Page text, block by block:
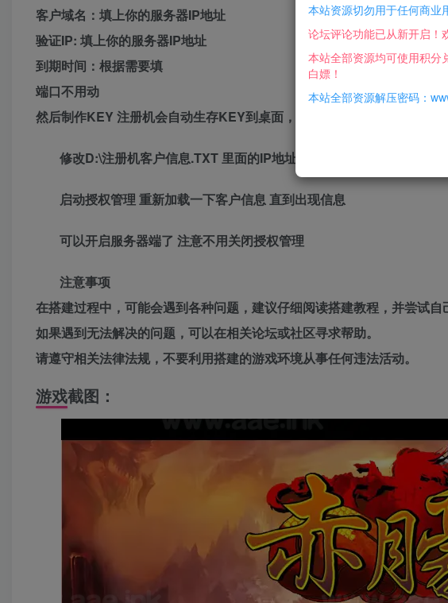
客户域名：填上你的服务器IP地址
验证IP: 填上你的服务器IP地址
到期时间：根据需要填
端口不用动
然后制作KEY 注册机会自动生存KEY到桌面，复制KEY到
修改D:\注册机客户信息.TXT 里面的IP地址和授权时间保存 ｛IP地址
启动授权管理 重新加载一下客户信息 直到出现信息
可以开启服务器端了 注意不用关闭授权管理
注意事项
在搭建过程中，可能会遇到各种问题，建议仔细阅读搭建教程，并尝试自
如果遇到无法解决的问题，可以在相关论坛或社区寻求帮助。
请遵守相关法律法规，不要利用搭建的游戏环境从事任何违法活动。
游戏截图：
本站资源切勿用于任何商业
论坛评论功能已从新开启！
本站全部资源均可使用积分
白嫖！
本站全部资源解压密码：